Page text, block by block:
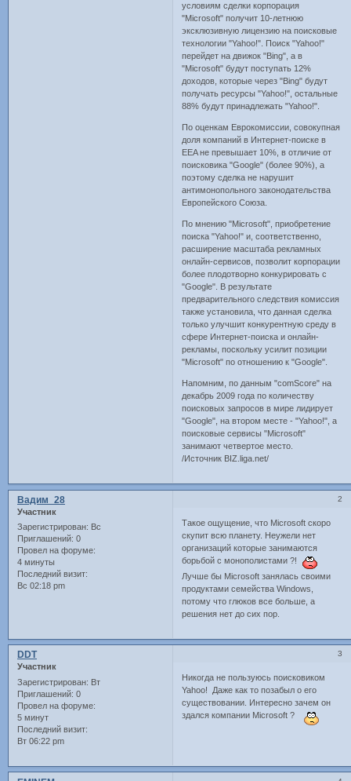
условиям сделки корпорация
"Microsoft" получит 10-летнюю
эксклюзивную лицензию на поисковые
технологии "Yahoo!". Поиск "Yahoo!"
перейдет на движок "Bing", а в
"Microsoft" будут поступать 12%
доходов, которые через "Bing" будут
получать ресурсы "Yahoo!", остальные
88% будут принадлежать "Yahoo!".
По оценкам Еврокомиссии, совокупная
доля компаний в Интернет-поиске в
EEA не превышает 10%, в отличие от
поисковика "Google" (более 90%), а
поэтому сделка не нарушит
антимонопольного законодательства
Европейского Союза.
По мнению "Microsoft", приобретение
поиска "Yahoo!" и, соответственно,
расширение масштаба рекламных
онлайн-сервисов, позволит корпорации
более плодотворно конкурировать с
"Google". В результате
предварительного следствия комиссия
также установила, что данная сделка
только улучшит конкурентную среду в
сфере Интернет-поиска и онлайн-
рекламы, поскольку усилит позиции
"Microsoft" по отношению к "Google".
Напомним, по данным "comScore" на
декабрь 2009 года по количеству
поисковых запросов в мире лидирует
"Google", на втором месте - "Yahoo!", а
поисковые сервисы "Microsoft"
занимают четвертое место.
/Источник BIZ.liga.net/
2
Вадим_28
Участник
Зарегистрирован: Вс
Приглашений: 0
Провел на форуме:
4 минуты
Последний визит:
Вс 02:18 pm
Такое ощущение, что Microsoft скоро
скупит всю планету. Неужели нет
организаций которые занимаются
борьбой с монополистами ?!
Лучше бы Microsoft занялась своими
продуктами семейства Windows,
потому что глюков все больше, а
решения нет до сих пор.
3
DDT
Участник
Зарегистрирован: Вт
Приглашений: 0
Провел на форуме:
5 минут
Последний визит:
Вт 06:22 pm
Никогда не пользуюсь поисковиком
Yahoo! Даже как то позабыл о его
существовании. Интересно зачем он
здался компании Microsoft ?